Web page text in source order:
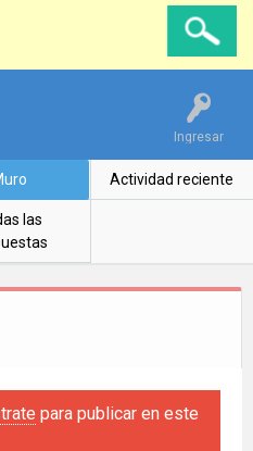
Ingresar
Actividad reciente
las
para publicar en este